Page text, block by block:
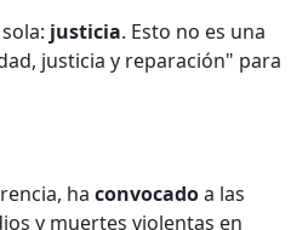
justicia. Esto no es una
justicia y reparación" para
ha convocadoa las
y muertes violentas en